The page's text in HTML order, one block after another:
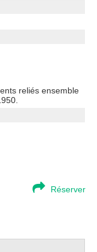
reliés ensemble
Réserver